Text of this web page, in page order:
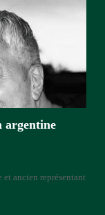
argentine
ancien représentant